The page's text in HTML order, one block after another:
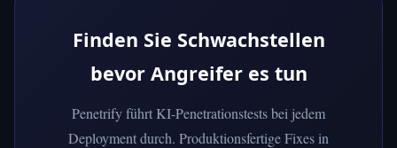
Finden Sie Schwachstellen
bevor Angreifer es tun
Penetrify führt KI-Penetrationstests bei jedem
Deployment durch. Produktionsfertige Fixes in